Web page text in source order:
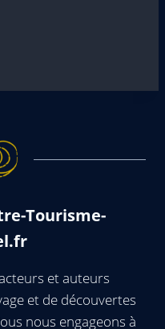
Tourisme-
et auteurs
et de découvertes
nous engageons à